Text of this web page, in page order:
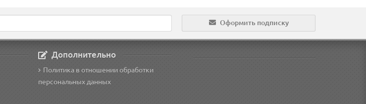
Оформить подписку
Дополнительно
Политика в отношении обработки
персональных данных